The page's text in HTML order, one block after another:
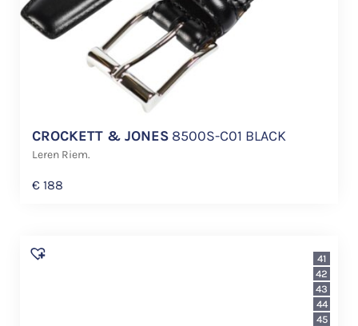
CROCKETT & JONES 8500S-C01 BLACK
Leren Riem.
€ 188
41
42
43
44
45